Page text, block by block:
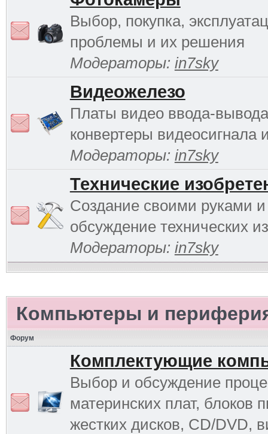
Выбор, покупка,
проблемы и их решения
Модераторы: in7sky
Видеожелезо
Платы видео ввода-
конвертеры видеосигнала
Модераторы: in7sky
Технические
Создание своими руками и
обсуждение технических
Модераторы: in7sky
Компьютеры и
Форум
Комплектующие
Выбор и обсуждение
материнских плат, блоков
жестких дисков, CD/DVD,